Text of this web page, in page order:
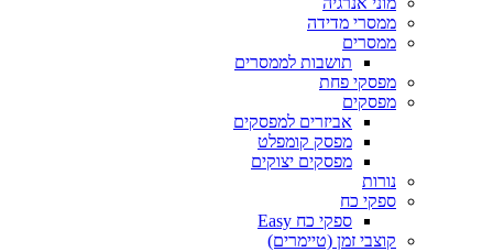
ממסרי מדידה
ממסרים
תושבות לממסרים
מפסקי פחת
מפסקים
אביזרים למפסקים
מפסק קומפלט
מפסקים יצוקים
נורות
ספקי כח
ספקי כח Easy
קוצבי זמן (טיימרים)